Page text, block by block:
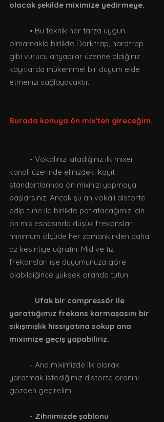
olacak şekilde miximize yedirmeye.
olmamakla birlikte Darktrap, hardtrap
gibi vurucu altyapılar üzerine aldığınız
kayıtlarda mükemmel bir duyum elde
etmenizi sağlayacaktır.
Burada konuya ön mix'ten gireceğim.
kanalı üzerinde elinizdeki kayıt
standartlarında ön mixinizi yapmaya
başlarsınız. Ancak şu an vokali distorte
edip tune ile birlikte patlatacağımız için
ön mix esnasında düşük frekansları
minimum ölçüde her zamankinden daha
az kesintiye uğratın. Mid ve tiz
frekansları ise duyumunuza göre
olabildiğince yüksek oranda tutun.
	-
Ufak bir compressör ile
yarattığımız frekans karmaşasını bir
sıkışmışlık hissiyatına sokup ana
miximize geçiş yapabiliriz.
yaratmak istediğimiz distorte oranını
gözden geçirelim.
	-
Zihnimizde şablonu